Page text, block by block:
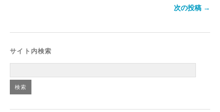
次の投稿 →
サイト内検索